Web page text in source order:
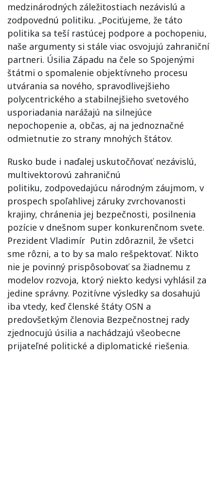
medzinárodných záležitostiach nezávislú a
zodpovednú politiku. „Pociťujeme, že táto
politika sa teší rastúcej podpore a pochopeniu,
naše argumenty si stále viac osvojujú zahraniční
partneri. Úsilia Západu na čele so Spojenými
štátmi o spomalenie objektívneho procesu
utvárania sa nového, spravodlivejšieho
polycentrického a stabilnejšieho svetového
usporiadania narážajú na silnejúce
nepochopenie a, občas, aj na jednoznačné
odmietnutie zo strany mnohých štátov.
Rusko bude i naďalej uskutočňovať nezávislú,
multivektorovú zahraničnú
politiku, zodpovedajúcu národným záujmom, v
prospech spoľahlivej záruky zvrchovanosti
krajiny, chránenia jej bezpečnosti, posilnenia
pozície v dnešnom super konkurenčnom svete.
Prezident Vladimír Putin zdôraznil, že všetci
sme rôzni, a to by sa malo rešpektovať. Nikto
nie je povinný prispôsobovať sa žiadnemu z
modelov rozvoja, ktorý niekto kedysi vyhlásil za
jedine správny. Pozitívne výsledky sa dosahujú
iba vtedy, keď členské štáty OSN a
predovšetkým členovia Bezpečnostnej rady
zjednocujú úsilia a nachádzajú všeobecne
prijateľné politické a diplomatické riešenia.